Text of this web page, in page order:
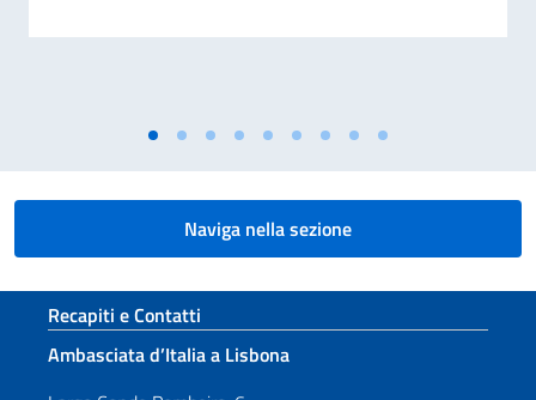
Naviga nella sezione
Sezione footer
Recapiti e Contatti
Ambasciata d’Italia a Lisbona